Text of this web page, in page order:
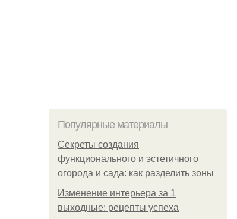
Популярные материалы
Секреты создания
функционального и эстетичного
огорода и сада: как разделить зоны
Изменение интерьера за 1
выходные: рецепты успеха